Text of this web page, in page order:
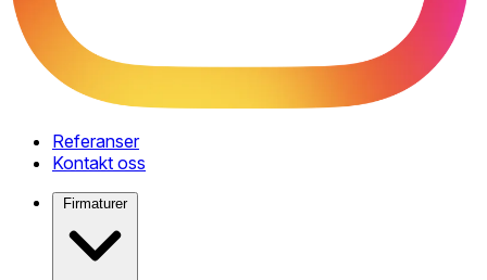
Referanser
Kontakt oss
Firmaturer